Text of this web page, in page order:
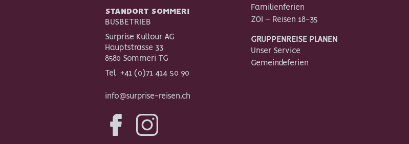
Familienferien
ZOI – Reisen 18-35
GRUPPENREISE PLANEN
Unser Service
Gemeindeferien
STANDORT SOMMERI
BUSBETRIEB
Surprise Kultour AG
Hauptstrasse 33
8580 Sommeri TG
Tel +41 (0)71 414 50 90
info@surprise-reisen.ch
FacebookInstagram